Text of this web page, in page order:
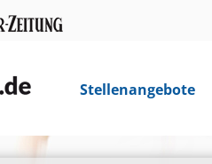
Stellenangebote